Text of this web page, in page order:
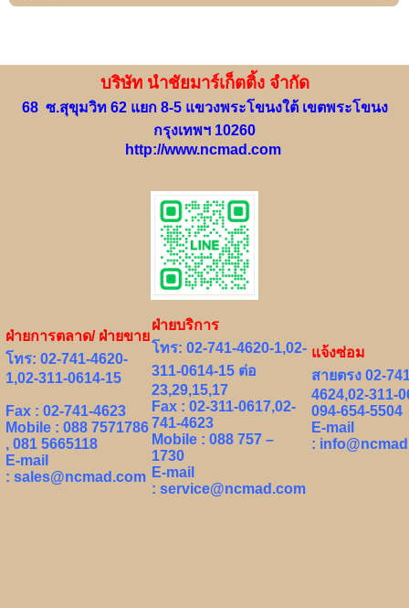
บริษัท นำชัยมาร์เก็ตติ้ง จำกัด
68 ซ.สุขุมวิท 62 แยก 8-5 แขวงพระโขนงใต้ เขตพระโขนง
กรุงเทพฯ 10260
http://www.ncmad.com
ฝ่ายการตลาด/ ฝ่ายขาย
โทร: 02-741-4620-
1,02-311-0614-15
Fax : 02-741-4623
Mobile : 088 7571786
, 081 5665118
E-mail
: sales@ncmad.com
ฝ่ายบริการ
โทร: 02-741-4620-1,02-
311-0614-15 ต่อ
23,29,15,17
Fax : 02-311-0617,02-
741-4623
Mobile : 088 757 –
1730
E-mail
: service@ncmad.com
แจ้งซ่อม
สายตรง 02-
4624,02-311-
094-654-5504
E-mail
: